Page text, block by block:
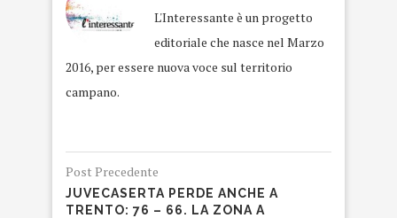
L'Interessante è un progetto
editoriale che nasce nel Marzo
2016, per essere nuova voce sul territorio
campano.
Post Precedente
JUVECASERTA PERDE ANCHE A
TRENTO: 76 – 66. LA ZONA A